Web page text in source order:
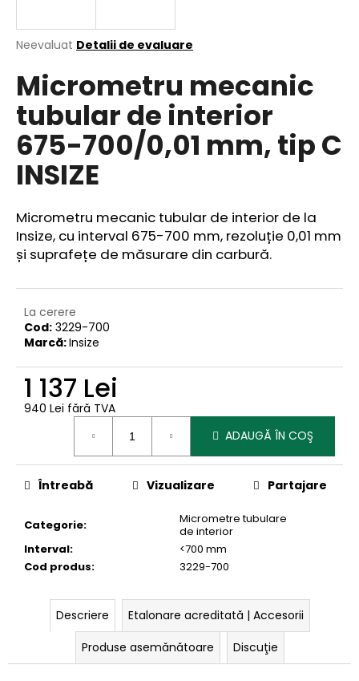
Evaluarea
a
produsului
este
0,0
din
5
stele.
Neevaluat Detalii de evaluare
Micrometru mecanic
tubular de interior
675-700/0,01 mm, tip C
INSIZE
Micrometru mecanic tubular de interior de la
Insize, cu interval 675-700 mm, rezoluție 0,01 mm
și suprafețe de măsurare din carbură.
La cerere
Cod: 3229-700
Marcă:Insize
1 137 Lei
940 Lei fără TVA
ADAUGĂ ÎN COŞ
Categorie:
Micrometre tubulare
de interior
Interval:
<700 mm
Cod produs: 3229-700
Întreabă Vizualizare Partajare
Descriere
Etalonare acreditată | Accesorii
Produse asemănătoare
Discuţie
ă
r
e
c
o
m
a
n
d
ă
m